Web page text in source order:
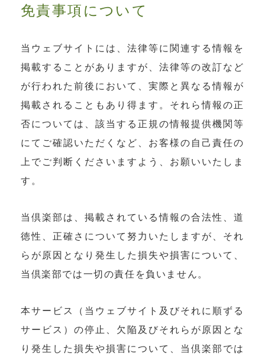
免責事項について
当ウェブサイトには、法律等に関連する情報を
掲載することがありますが、法律等の改訂など
が行われた前後において、実際と異なる情報が
掲載されることもあり得ます。それら情報の正
否については、該当する正規の情報提供機関等
にてご確認いただくなど、お客様の自己責任の
上でご判断くださいますよう、お願いいたしま
す。
当倶楽部は、掲載されている情報の合法性、道
徳性、正確さについて努力いたしますが、それ
らが原因となり発生した損失や損害について、
当倶楽部では一切の責任を負いません。
本サービス（当ウェブサイト及びそれに順ずる
サービス）の停止、欠陥及びそれらが原因とな
り発生した損失や損害について、当倶楽部では